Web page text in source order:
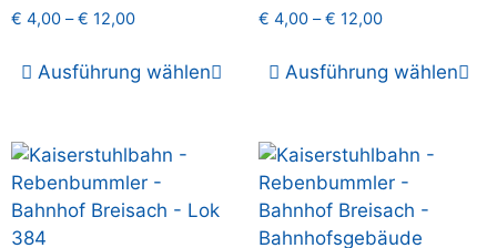
€ 4,00 –€ 12,00
Ausführung wählen
€ 4,00–€ 12,00
Ausführung wählen